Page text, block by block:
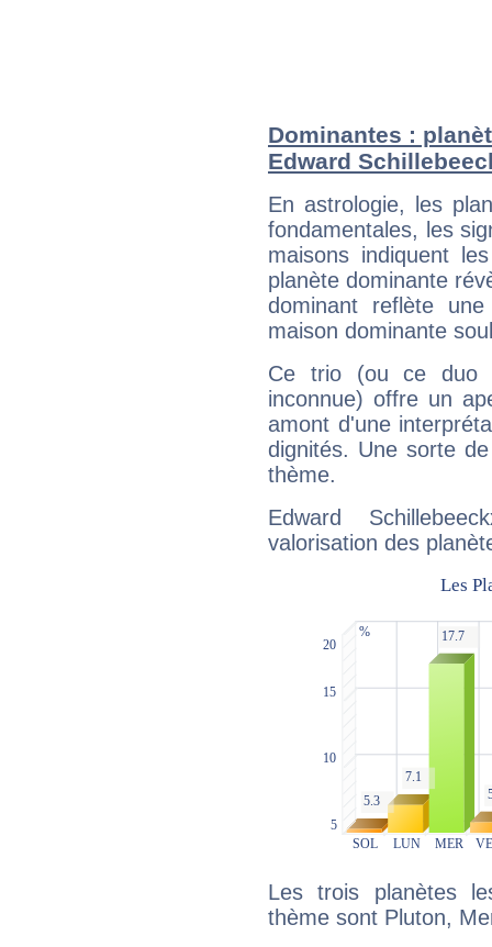
Dominantes :
Edward
En astrologie, les
fondamentales, les
maisons indiquent
planète dominante
dominant reflète
maison dominante
Ce trio (ou ce duo
inconnue) offre un
amont d'une
dignités. Une sorte
thème.
Edward
valorisation des
Les trois planètes
thème sont Pluton,